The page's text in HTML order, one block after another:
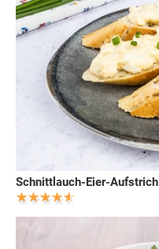
Schnittlauch-Eier-Aufstrich